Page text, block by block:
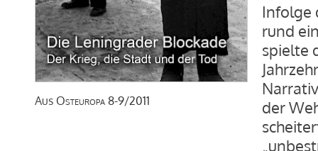
Aus Osteuropa 8-9/2011
Infolge
rund
spielte
der